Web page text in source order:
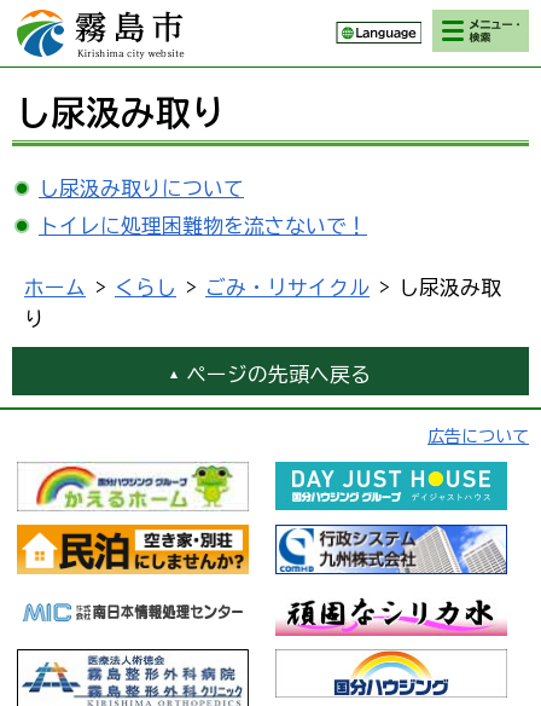
霧島市 Kirishima
city website
検索・メニ
ュー
し尿汲み取り
し尿汲み取りについて
トイレに処理困難物を流さないで！
ホーム > くらし > ごみ・リサイクル > し尿汲み取
り
ページの先頭へ戻る
広告について